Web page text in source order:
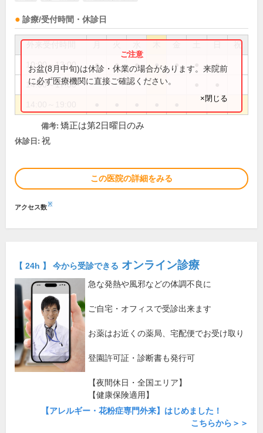
診療/受付時間・休診日
祝
10:00～13:00 ● ● ● ● ● ●
14:00～17:00
お盆(8月中旬)は休診・休業の場合があります。来院前
に必ず医療機関に直接ご確認ください。
×閉じる
備考: 矯正は第2日曜日のみ
休診日: 祝
この医院の詳細をみる
アクセス数※
【 24h 】 今から受診できる オンライン診療
急な発熱や風邪などの体調不良に
ご自宅・オフィスで受診出来ます
お薬はお近くの薬局、宅配便でお受け取り
登園許可証・診断書も発行可
【夜間休日・全国エリア】
【健康保険適用】
【アレルギー・花粉症専門外来】はじめました！
こちらから＞＞